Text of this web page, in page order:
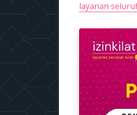
layanan